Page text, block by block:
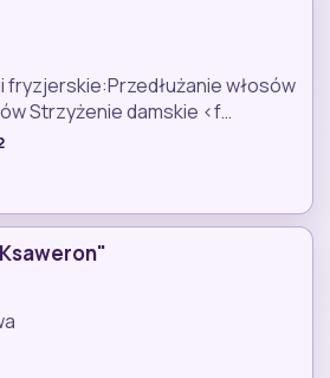
fryzjerskie:Przedłużanie włosów
Strzyżenie damskie <f…